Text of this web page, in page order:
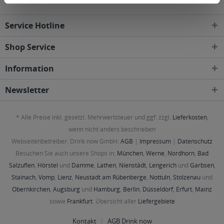
Service Hotline
Shop Service
Information
Newsletter
* Alle Preise inkl. gesetzl. Mehrwertsteuer und ggf. zzgl. Lieferkosten,
wenn nicht anders beschrieben
Webseitenbetreiber: Drink now GmbH: AGB | Impressum | Datenschutz
Besuchen Sie auch unsere Shops in: München, Werne, Nordhorn, Bad
Salzuflen, Hörstel und Damme, Lathen, Nienstädt, Lengerichund Garbsen,
Stainach, Vomp, Lienz, Neustadt am Rübenberge, Nottuln, Stolzenau und
Obernkirchen, Augsburg und Hamburg, Berlin, Düsseldorf, Erfurt, Mainz
sowie Frankfurt. Übersicht aller Liefergebiete
Kontakt AGB Drink now